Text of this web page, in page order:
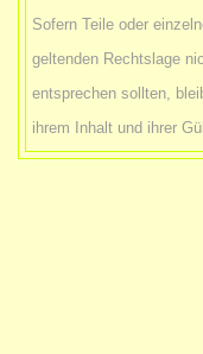
Sofern Teile oder
geltenden Rechtslage
entsprechen sollten,
ihrem Inhalt und ihrer